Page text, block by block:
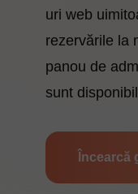
uri web
rezervările la
panou de
sunt
Încearcă